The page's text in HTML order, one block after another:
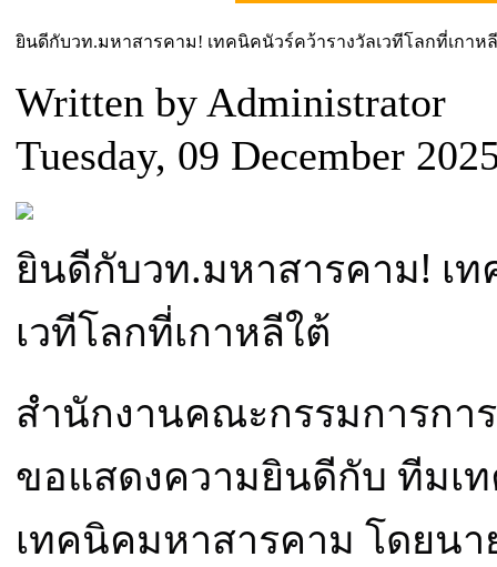
ยินดีกับวท.มหาสารคาม! เทคนิคนัวร์คว้ารางวัลเวทีโลกที่เกาห
Written by Administrator
Tuesday, 09 December
ยินดีกับวท.มหาสารคาม! เ
เวทีโลกที่เกาหลีใต้
สำนักงานคณะกรรมการกา
ขอแสดงความยินดีกับ ทีมเ
เทคนิคมหาสารคาม โดยนา